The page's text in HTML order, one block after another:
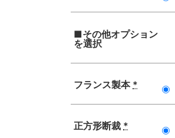
■その他オプション
を選択
フランス製本 *
正方形断裁 *